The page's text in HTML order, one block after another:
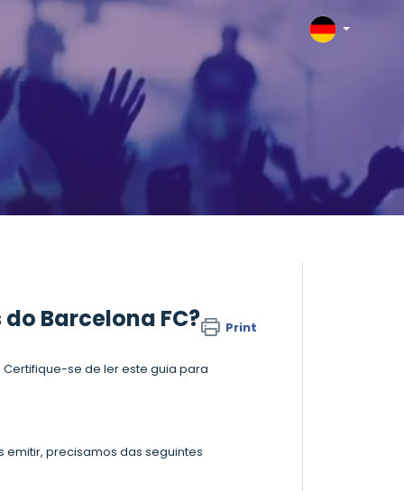
Barcelona FC? Print
se de ler este guia para
emitir, precisamos das seguintes